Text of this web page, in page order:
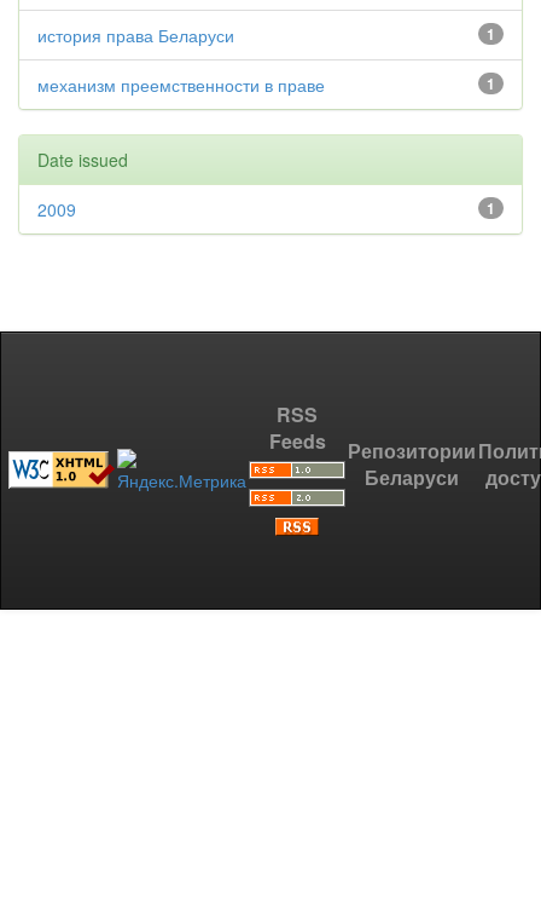
1
история права Беларуси
1
механизм преемственности в праве
Date issued
1
2009
RSS
Feeds
Репозитории
Беларуси